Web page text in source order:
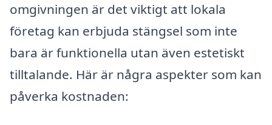
omgivningen är det viktigt att lokala
företag kan erbjuda stängsel som inte
bara är funktionella utan även estetiskt
tilltalande. Här är några aspekter som kan
påverka kostnaden: